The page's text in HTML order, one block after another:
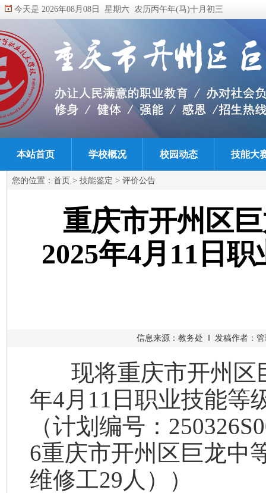
今天是 2026年08月08日 星期六 农历丙午年(马)十月初三
本站首页 学校概况 校园动态 技能大
您的位置： 首页 > 技能鉴定 > 评价公告
重庆市开州区
2025年4月11日
信息来源：教务处 ‖ 发稿作者：
现将重庆市开州区
年4月11日职业技能等
（计划编号：
6重庆市开州区巨龙中
维修工29人））